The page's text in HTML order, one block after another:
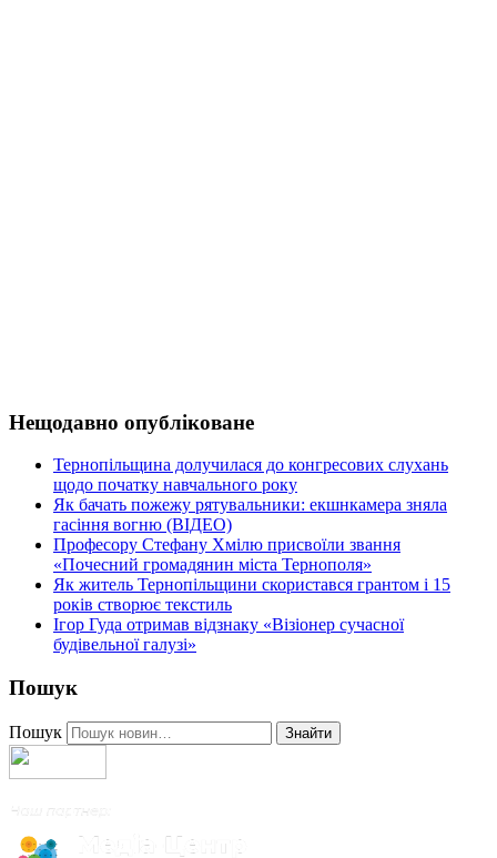
Нещодавно опубліковане
Тернопільщина долучилася до конгресових слухань
щодо початку навчального року
Як бачать пожежу рятувальники: екшнкамера зняла
гасіння вогню (ВІДЕО)
Професору Стефану Хмілю присвоїли звання
«Почесний громадянин міста Тернополя»
Як житель Тернопільщини скористався грантом і 15
років створює текстиль
Ігор Гуда отримав відзнаку «Візіонер сучасної
будівельної галузі»
Пошук
Пошук Знайти